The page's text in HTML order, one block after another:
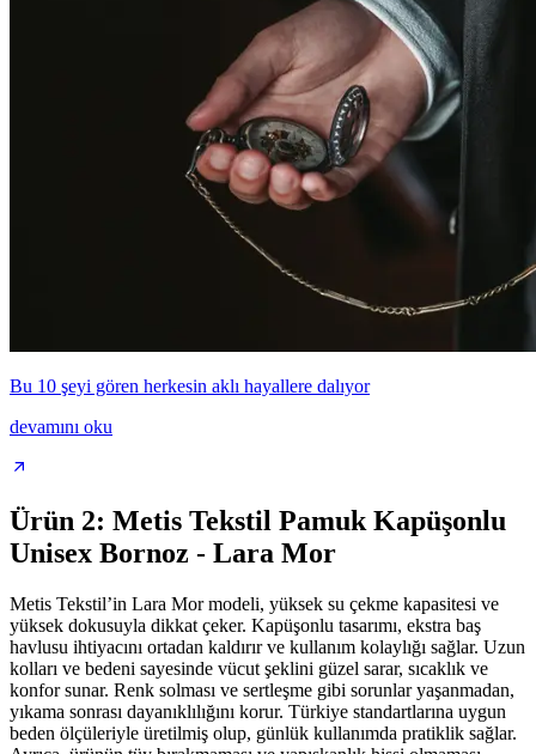
Bu 10 şeyi gören herkesin aklı hayallere dalıyor
devamını oku
Ürün 2: Metis Tekstil Pamuk Kapüşonlu
Unisex Bornoz - Lara Mor
Metis Tekstil’in Lara Mor modeli, yüksek su çekme kapasitesi ve
yüksek dokusuyla dikkat çeker. Kapüşonlu tasarımı, ekstra baş
havlusu ihtiyacını ortadan kaldırır ve kullanım kolaylığı sağlar. Uzun
kolları ve bedeni sayesinde vücut şeklini güzel sarar, sıcaklık ve
konfor sunar. Renk solması ve sertleşme gibi sorunlar yaşanmadan,
yıkama sonrası dayanıklılığını korur. Türkiye standartlarına uygun
beden ölçüleriyle üretilmiş olup, günlük kullanımda pratiklik sağlar.